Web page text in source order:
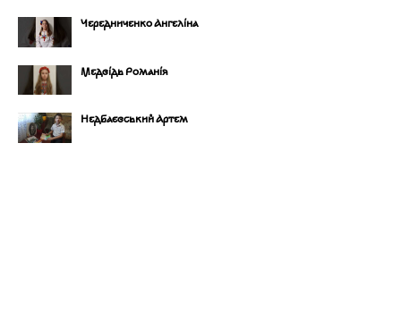
Чередниченко Ангеліна
Медвідь Романія
Недбаєвський Артем